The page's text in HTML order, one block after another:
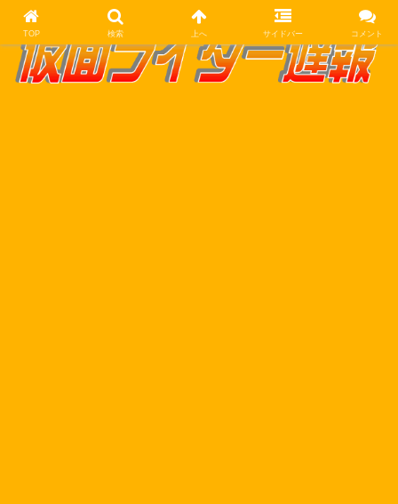
TOP 検索 上へ サイドバー コメント